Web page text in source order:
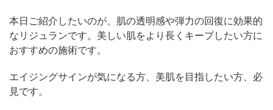
本日ご紹介したいのが、肌の透明感や弾力の回復に効果的
なリジュランです。美しい肌をより長くキープしたい方に
おすすめの施術です。
エイジングサインが気になる方、美肌を目指したい方、必
見です。